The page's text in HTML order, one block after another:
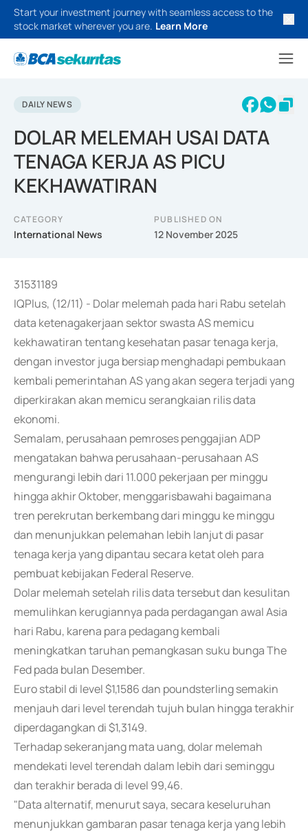
Start your investment journey with seamless access to the
stock market wherever you are. Learn More
DAILY NEWS
DOLAR MELEMAH USAI DATA
TENAGA KERJA AS PICU
KEKHAWATIRAN
CATEGORY
International News
PUBLISHED ON
12 November 2025
31531189
IQPlus, (12/11) - Dolar melemah pada hari Rabu setelah
data ketenagakerjaan sektor swasta AS memicu
kekhawatiran tentang kesehatan pasar tenaga kerja,
dengan investor juga bersiap menghadapi pembukaan
kembali pemerintahan AS yang akan segera terjadi yang
diperkirakan akan memicu serangkaian rilis data
ekonomi.
Semalam, perusahaan pemroses penggajian ADP
mengatakan bahwa perusahaan-perusahaan AS
mengurangi lebih dari 11.000 pekerjaan per minggu
hingga akhir Oktober, menggarisbawahi bagaimana
tren perekrutan berkembang dari minggu ke minggu
dan menunjukkan pelemahan lebih lanjut di pasar
tenaga kerja yang dipantau secara ketat oleh para
pembuat kebijakan Federal Reserve.
Dolar melemah setelah rilis data tersebut dan kesulitan
memulihkan kerugiannya pada perdagangan awal Asia
hari Rabu, karena para pedagang kembali
meningkatkan taruhan pemangkasan suku bunga The
Fed pada bulan Desember.
Euro stabil di level $1,1586 dan poundsterling semakin
menjauh dari level terendah tujuh bulan hingga terakhir
diperdagangkan di $1,3149.
Terhadap sekeranjang mata uang, dolar melemah
mendekati level terendah dalam lebih dari seminggu
dan terakhir berada di level 99,46.
"Data alternatif, menurut saya, secara keseluruhan
menunjukkan gambaran pasar tenaga kerja yang lebih